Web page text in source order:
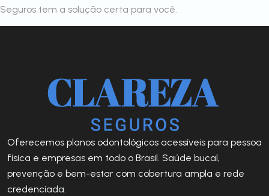
Seguros tem a solução certa para você.
Oferecemos planos odontológicos acessíveis para pessoa
física e empresas em todo o Brasil. Saúde bucal,
prevenção e bem-estar com cobertura ampla e rede
credenciada.